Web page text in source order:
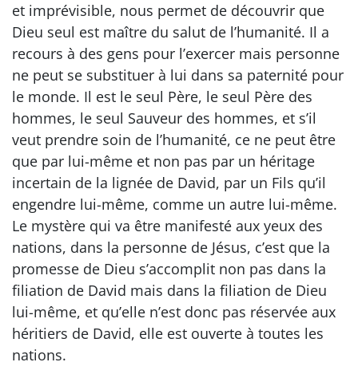
et imprévisible, nous permet de découvrir que
Dieu seul est maître du salut de l’humanité. Il a
recours à des gens pour l’exercer mais personne
ne peut se substituer à lui dans sa paternité pour
le monde. Il est le seul Père, le seul Père des
hommes, le seul Sauveur des hommes, et s’il
veut prendre soin de l’humanité, ce ne peut être
que par lui-même et non pas par un héritage
incertain de la lignée de David, par un Fils qu’il
engendre lui-même, comme un autre lui-même.
Le mystère qui va être manifesté aux yeux des
nations, dans la personne de Jésus, c’est que la
promesse de Dieu s’accomplit non pas dans la
filiation de David mais dans la filiation de Dieu
lui-même, et qu’elle n’est donc pas réservée aux
héritiers de David, elle est ouverte à toutes les
nations.